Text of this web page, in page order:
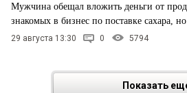
Мужчина обещал вложить деньги от
знакомых в бизнес по поставке сахара,
29 августа 13:30 0 5794
Показать